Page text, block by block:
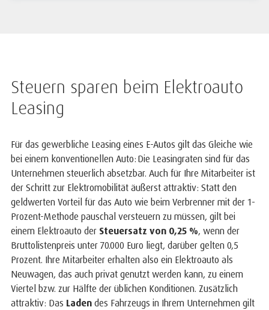
Steuern sparen beim Elektroauto
Leasing
Für das gewerbliche Leasing eines E-Autos gilt das Gleiche wie
bei einem konventionellen Auto: Die Leasingraten sind für das
Unternehmen steuerlich absetzbar. Auch für Ihre Mitarbeiter ist
der Schritt zur Elektromobilität äußerst attraktiv: Statt den
geldwerten Vorteil für das Auto wie beim Verbrenner mit der 1-
Prozent-Methode pauschal versteuern zu müssen, gilt bei
einem Elektroauto der Steuersatz von 0,25 %, wenn der
Bruttolistenpreis unter 70.000 Euro liegt, darüber gelten 0,5
Prozent. Ihre Mitarbeiter erhalten also ein Elektroauto als
Neuwagen, das auch privat genutzt werden kann, zu einem
Viertel bzw. zur Hälfte der üblichen Konditionen. Zusätzlich
attraktiv: Das Laden des Fahrzeugs in Ihrem Unternehmen gilt